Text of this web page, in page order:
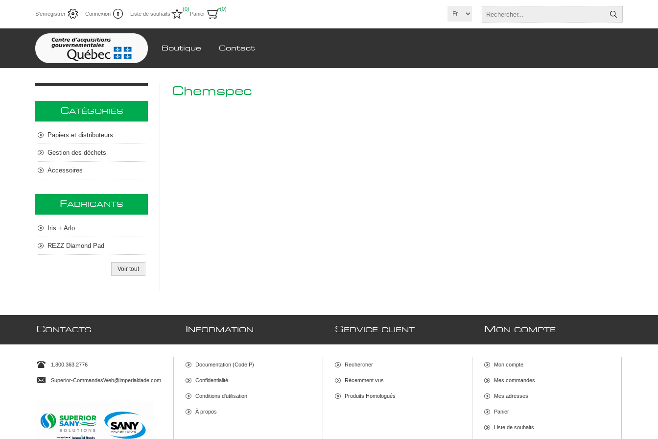
S'enregistrer Connexion Liste de souhaits
(0)
Panier
(0)
Boutique Contact
Chemspec
CATÉGORIES
Papiers et distributeurs
Gestion des déchets
Accessoires
FABRICANTS
Iris + Arlo
REZZ Diamond Pad
Voir tout
CONTACTS
1.800.363.2776
Superior-CommandesWeb@imperialdade.com
NFORMATION
Documentation (Code P)
Confidentialité
Conditions d'utilisation
À propos
S ERVICE CLIENT
Rechercher
Récemment vus
Produits Homologués
M ON COMPTE
Mon compte
Mes commandes
Mes adresses
Panier
Liste de souhaits